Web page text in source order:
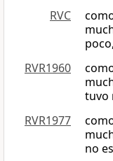
RVC
RVR1960
tuvo
RVR1977
no